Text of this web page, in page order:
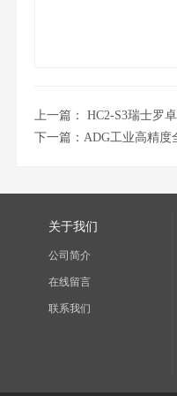
上一篇： HC2-S3瑞士罗
下一篇： ADG工业高精度
关于我们
公司简介
在线留言
联系我们